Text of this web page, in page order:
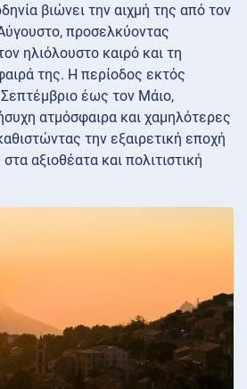
βιώνει την αιχμή της από τον
προσελκύοντας
ηλιόλουστο καιρό και τη
της. Η περίοδος εκτός
έως τον Μάιο,
ατμόσφαιρα και χαμηλότερες
την εξαιρετική εποχή
αξιοθέατα και πολιτιστική